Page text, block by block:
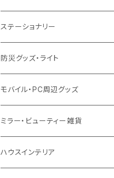
不織布
保冷
スウェット
ポリエステル
不織布
保冷
EVA
防水
デニム・デニムライク
ポリエステル
リネン
クリアボトル
カスタムデザインボトル
プラスチック2層タンブラー
アルミタンブラー
バンブータンブラー
コーヒー配合タンブラー
カスタムデザインタンブラー
ステンレス
バンブー
コーヒー配合
プラスチック
陶器
カトラリー
フードポット
コースター
ドリンク用品
保存容器
ステーショナリー
単色ボールペン
多機能ペン
ペンケース
メモ
防災グッズ・ライト
防災セット
ラジオ・スピーカー
ハンディライト
モバイル・PC周辺グッズ
チャージャー
充電器
ミラー・ビューティー雑貨
折りたたみ式ミラー
ハウスインテリア